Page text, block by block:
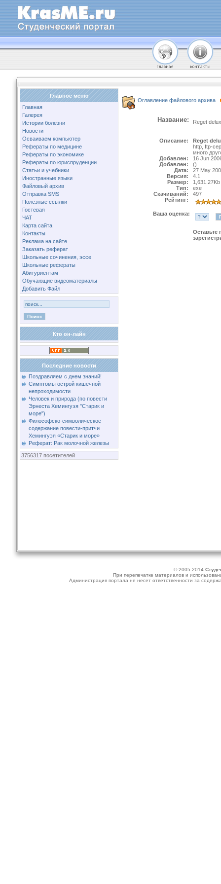
Главное меню
Главная
Галерея
Истории болезни
Новости
Осваиваем компьютер
Рефераты по медицине
Рефераты по экономике
Рефераты по юриспруденции
Статьи и учебники
Иностранные языки
Файловый архив
Отправка SMS
Полезные ссылки
Гостевая
ЧАТ
Карта сайта
Контакты
Реклама на сайте
Заказать реферат
Школьные сочинения, эссе
Школьные рефераты
Абитуриентам
Обучающие видеоматериалы
Добавить Файл
Кто он-лайн
Последние новости
Поздравляем с днем знаний!
Симптомы острой кишечной
непроходимости
Человек и природа (по повести
Эрнеста Хемингуэя "Старик и
море")
Философско-символическое
содержание повести-притчи
Хемингуэя «Старик и море»
Реферат: Рак молочной железы
3756317 посетителей
Оглавление файлового архива
Название: Reget
Описание:
Reget
http, ftp-
много
Добавлен:
16 Jun
Добавлен:
()
Дата:
27 May
Версия:
4.1
Размер:
1,631.27Kb
Тип:
exe
Скачиваний:
497
Рейтинг:
Ваша оценка:
Оставьте
© 2005-2014
При перепечатке материалов и
Администрация портала не несет ответственности за